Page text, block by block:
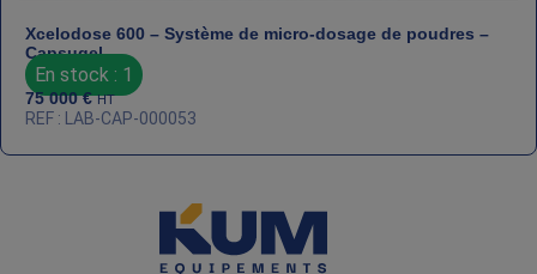
Xcelodose 600 – Système de micro‑dosage de poudres –
Capsugel
En stock : 1
75 000€ HT
REF : LAB-CAP-000053